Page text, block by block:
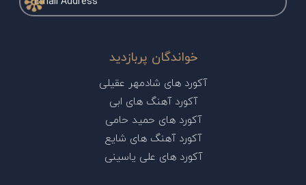
خواندگان پربازدید
آکورد های شادمهر عقیلی
آکورد آهنگ های ابی
آکورد های حمید حامی
آکورد آهنگ های شایع
آکورد های علی یاسینی